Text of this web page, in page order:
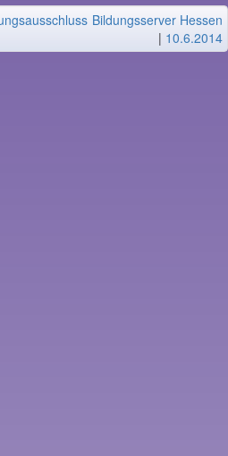
Bildungsserver Hessen
| 10.6.2014